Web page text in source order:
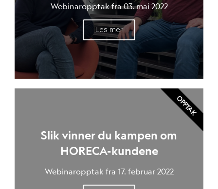
Webinaropptak fra 03. mai 2022
Les mer
Slik vinner du kampen om
HORECA-kundene
Webinaropptak fra 17. februar 2022
OPPTAK